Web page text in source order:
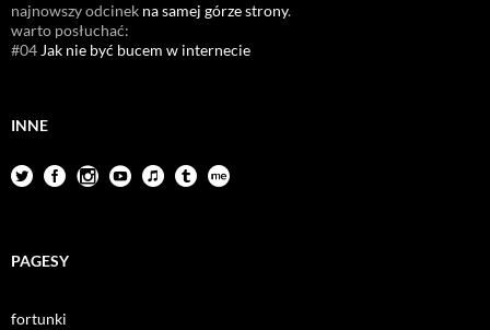
najnowszy odcinek na samej górze strony.
warto posłuchać:
#04 Jak nie być bucem w internecie
INNE
PAGESY
fortunki